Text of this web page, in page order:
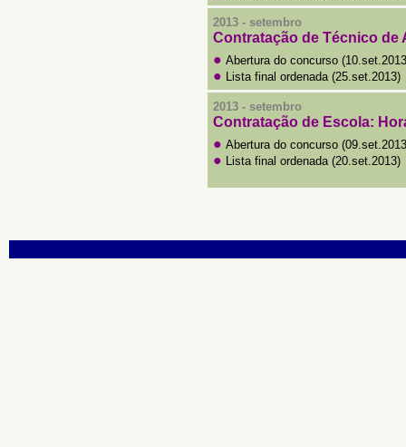
2013 - setembro
Contratação de Técnico de
● Abertura do concurso
● Lista final ordenada (25.set.2013)
2013 - setembro
Contratação de Escola:
● Abertura do concurso
● Lista final ordenada (20.set.2013)